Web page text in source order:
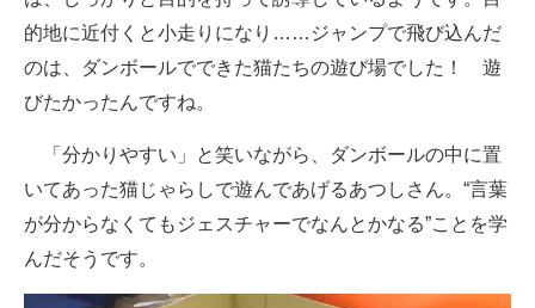
的地に近付くと小走りになり……ジャンプで飛び込んだ
のは、ダンボールでできた猫たちの遊び場でした！ 遊
びたかったんですね。
「分かりやすい」と笑いながら、ダンボールの中に置
いてあった猫じゃらしで遊んであげるあつしさん。“言葉
が分からなくてもジェスチャーでなんとかなる”ことを学
んだそうです。